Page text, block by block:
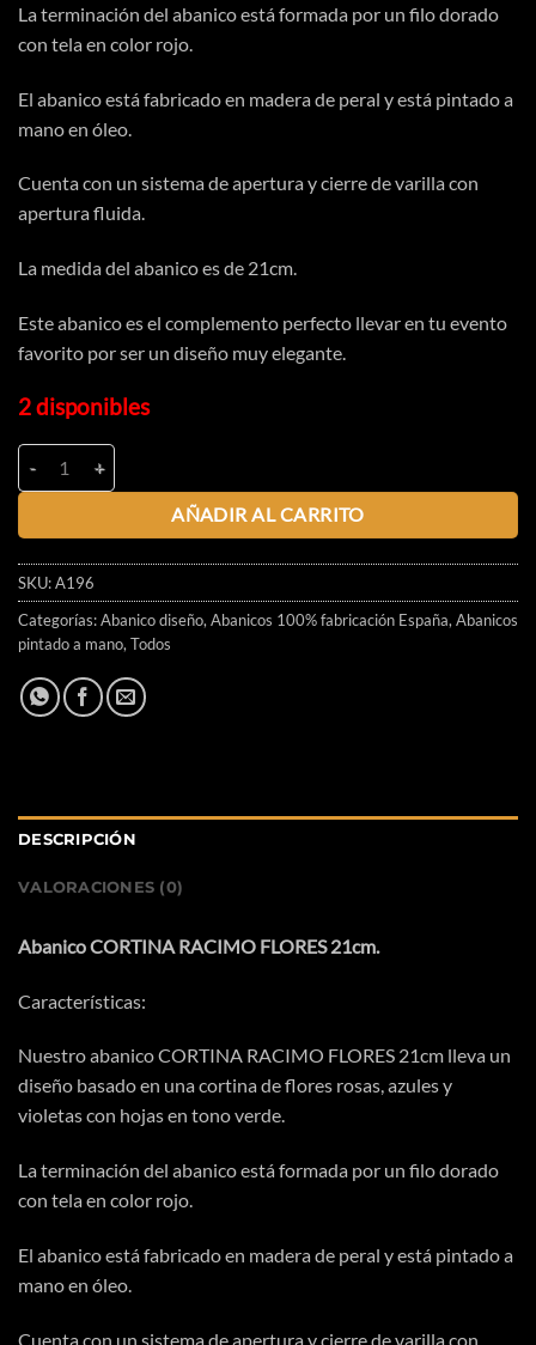
La terminación del abanico está formada por un filo dorado
con tela en color rojo.
El abanico está fabricado en madera de peral y está pintado a
mano en óleo.
Cuenta con un sistema de apertura y cierre de varilla con
apertura fluida.
La medida del abanico es de 21cm.
Este abanico es el complemento perfecto llevar en tu evento
favorito por ser un diseño muy elegante.
2 disponibles
AÑADIR AL CARRITO
SKU:A196
Categorías:Abanico diseño, Abanicos 100% fabricación España, Abanicos
pintado a mano, Todos
DESCRIPCIÓN
VALORACIONES (0)
Abanico CORTINA RACIMO FLORES 21cm.
Características:
Nuestro abanico CORTINA RACIMO FLORES 21cm lleva un
diseño basado en una cortina de flores rosas, azules y
violetas con hojas en tono verde.
La terminación del abanico está formada por un filo dorado
con tela en color rojo.
El abanico está fabricado en madera de peral y está pintado a
mano en óleo.
Cuenta con un sistema de apertura y cierre de varilla con